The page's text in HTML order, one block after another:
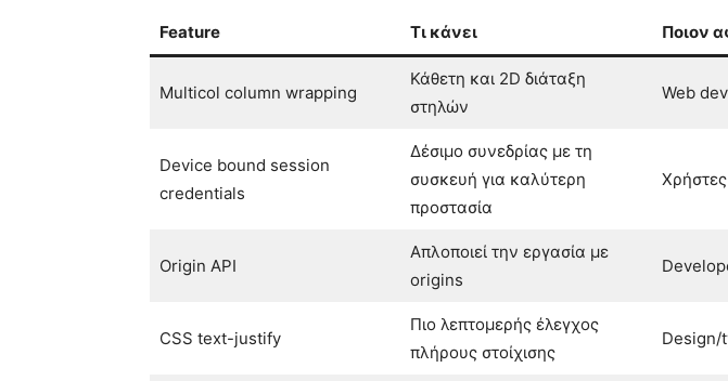
Feature Τι κάνει Ποιον
Multicol column wrapping
Κάθετη και 2D διάταξη
στηλών
Web
Device bound session
credentials
Δέσιμο συνεδρίας με τη
συσκευή για καλύτερη
προστασία
Origin API
Απλοποιεί την εργασία με
origins
CSS text-justify
Πιο λεπτομερής έλεγχος
πλήρους στοίχισης
Design/